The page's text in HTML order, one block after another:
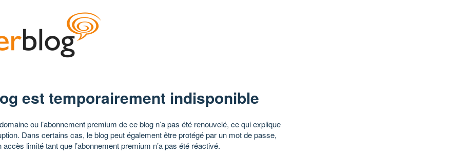
est temporairement indisponible
ou l’abonnement premium de ce blog n’a pas été renouvelé, ce qui explique
Dans certains cas, le blog peut également être protégé par un mot de passe,
accès limité tant que l’abonnement premium n’a pas été réactivé.